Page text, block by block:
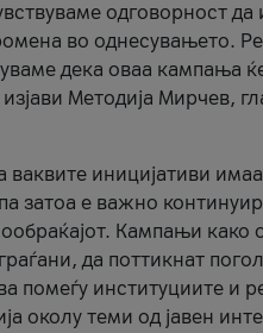
одговорност
во однесувањето.
дека оваа кампања
Методија Мирчев,
ваквите иницијативи
затоа е важно
Кампањи како
да поттикнат
помеѓу институциите и
околу теми од јавен